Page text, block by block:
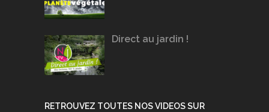
Direct au jardin !
RETROUVEZ TOUTES NOS VIDEOS SUR